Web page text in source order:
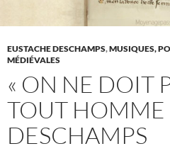
EUSTACHE DESCHAMPS,MUSIQUES,
MÉDIÉVALES
« ON NE DOIT
TOUT HOMME
DESCHAMPS